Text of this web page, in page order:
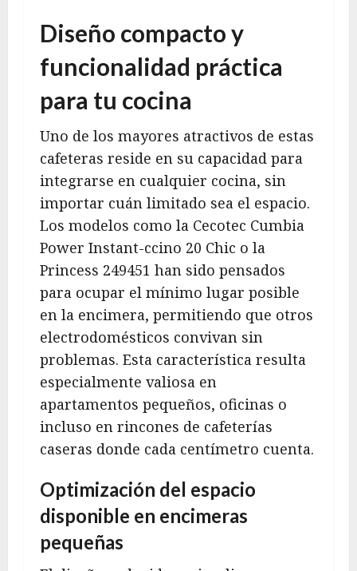
Diseño compacto y
funcionalidad práctica
para tu cocina
Uno de los mayores atractivos de estas
cafeteras reside en su capacidad para
integrarse en cualquier cocina, sin
importar cuán limitado sea el espacio.
Los modelos como la Cecotec Cumbia
Power Instant-ccino 20 Chic o la
Princess 249451 han sido pensados
para ocupar el mínimo lugar posible
en la encimera, permitiendo que otros
electrodomésticos convivan sin
problemas. Esta característica resulta
especialmente valiosa en
apartamentos pequeños, oficinas o
incluso en rincones de cafeterías
caseras donde cada centímetro cuenta.
Optimización del espacio
disponible en encimeras
pequeñas